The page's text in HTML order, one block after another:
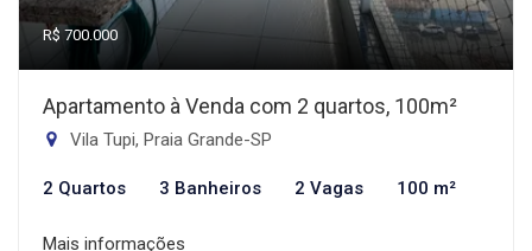
R$ 700.000
Apartamento à Venda com 2 quartos, 100m²
Vila Tupi, Praia Grande-SP
2 Quartos 3 Banheiros 2 Vagas 100 m²
Mais informações